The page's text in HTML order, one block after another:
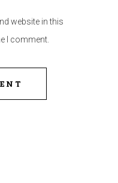
website in this
I comment.